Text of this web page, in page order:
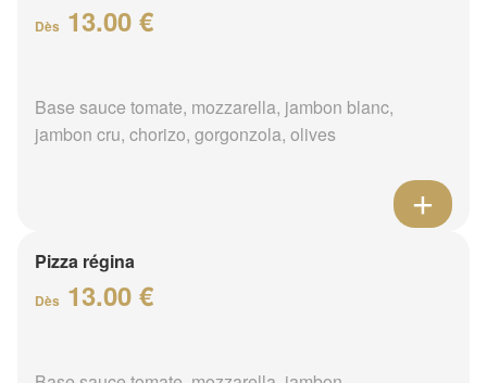
Dès 13.00 €
Base sauce tomate, mozzarella, jambon blanc,
jambon cru, chorizo, gorgonzola, olives
Pizza régina
Dès 13.00 €